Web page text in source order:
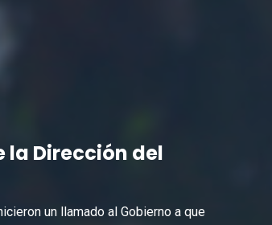
la Dirección del
un llamado al Gobierno a que